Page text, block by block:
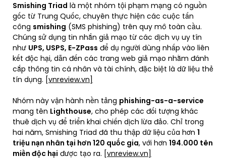
Smishing Triad là một nhóm tội phạm mạng có nguồn
gốc từ Trung Quốc, chuyên thực hiện các cuộc tấn
công smishing (SMS phishing) trên quy mô toàn cầu.
Chúng sử dụng tin nhắn giả mạo từ các dịch vụ uy tín
như UPS, USPS, E-ZPass để dụ người dùng nhấp vào liên
kết độc hại, dẫn đến các trang web giả mạo nhằm đánh
cắp thông tin cá nhân và tài chính, đặc biệt là dữ liệu thẻ
tín dụng. [vnreview.vn]
Nhóm này vận hành nền tảng phishing-as-a-service
mang tên Lighthouse, cho phép các đối tượng khác
thuê dịch vụ để triển khai chiến dịch lừa đảo. Chỉ trong
hai năm, Smishing Triad đã thu thập dữ liệu của hơn 1
triệu nạn nhân tại hơn 120 quốc gia, với hơn 194.000 tên
miền độc hại được tạo ra. [vnreview.vn]